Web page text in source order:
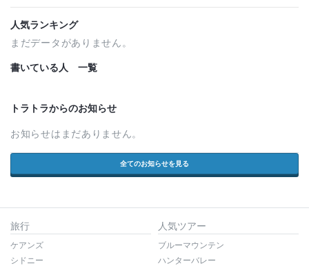
人気ランキング
まだデータがありません。
書いている人 一覧
トラトラからのお知らせ
お知らせはまだありません。
全てのお知らせを見る
旅行
ケアンズ
シドニー
人気ツアー
ブルーマウンテン
ハンターバレー